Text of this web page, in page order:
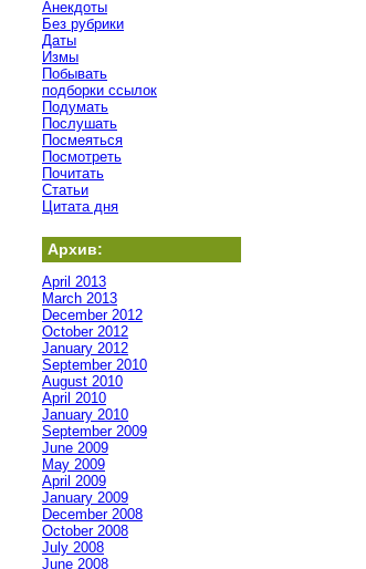
Анекдоты
Без рубрики
Даты
Измы
Побывать
подборки ссылок
Подумать
Послушать
Посмеяться
Посмотреть
Почитать
Статьи
Цитата дня
Архив:
April 2013
March 2013
December 2012
October 2012
January 2012
September 2010
August 2010
April 2010
January 2010
September 2009
June 2009
May 2009
April 2009
January 2009
December 2008
October 2008
July 2008
June 2008